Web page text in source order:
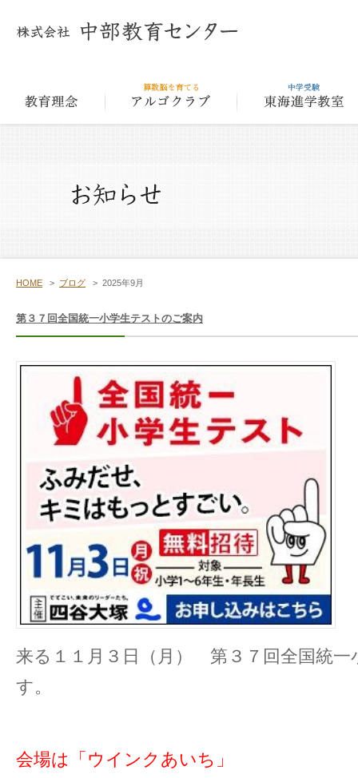
教育理念 アルゴク
HOME > ブログ > 2025年9月
第３７回全国統一小学生テストのご案内
来る１１月３日（月） 第３７回全国統一
す。
会場は「ウインクあいち」